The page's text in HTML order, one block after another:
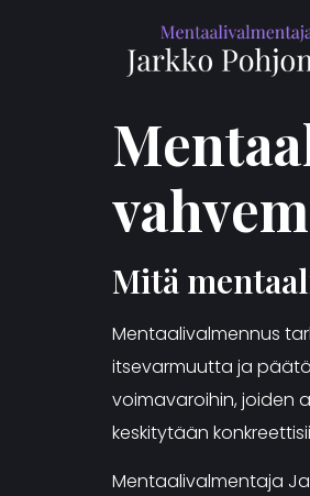
Mitä
Mentaalivalmennus
itsevarmuutta ja
voimavaroihin, joiden
keskitytään
Mentaalivalmentaja